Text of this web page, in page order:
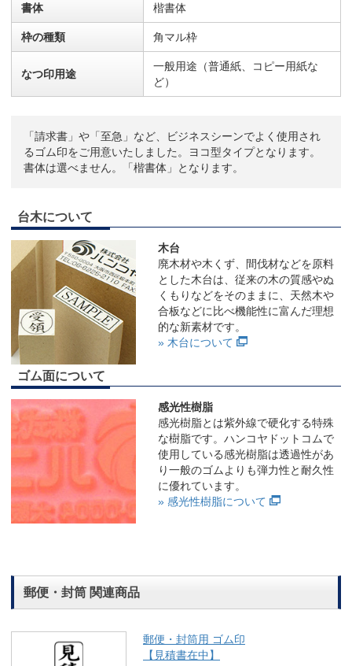
書体 楷書体
枠の種類 角マル枠
なつ印用途
一般用途（普通紙、コピー用紙な
ど）
「請求書」や「至急」など、ビジネスシーンでよく使用され
るゴム印をご用意いたしました。ヨコ型タイプとなります。
書体は選べません。「楷書体」となります。
台木について
木台
廃木材や木くず、間伐材などを原料
とした木台は、従来の木の質感やぬ
くもりなどをそのままに、天然木や
合板などに比べ機能性に富んだ理想
的な新素材です。
» 木台について
ゴム面について
感光性樹脂
感光樹脂とは紫外線で硬化する特殊
な樹脂です。ハンコヤドットコムで
使用している感光樹脂は透過性があ
り一般のゴムよりも弾力性と耐久性
に優れています。
» 感光性樹脂について
郵便・封筒 関連商品
郵便・封筒用 ゴム印
【見積書在中】